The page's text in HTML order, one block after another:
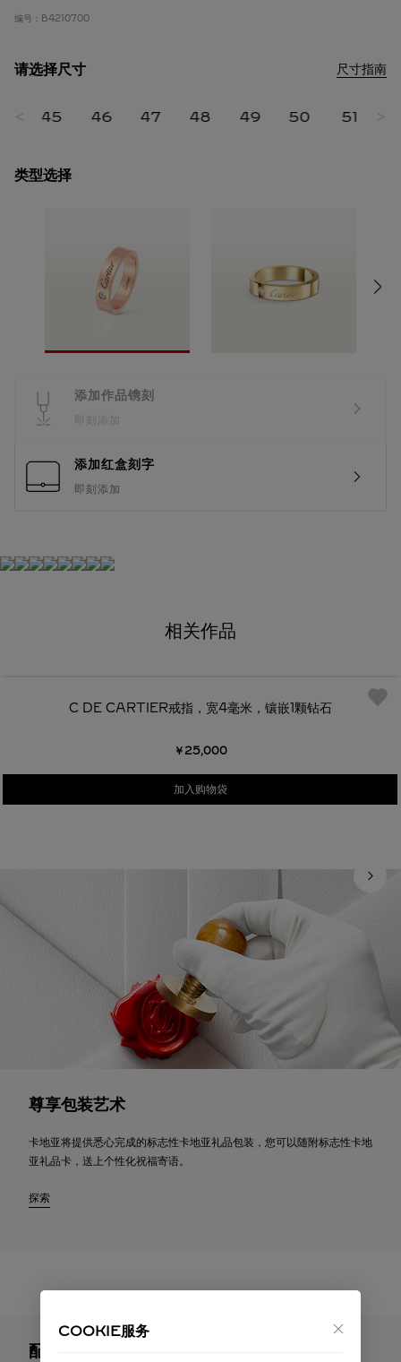
编号： B4210700
请选择尺寸 尺寸指南
45 46 47 48 49 50 51 >
<
类型选择
添加作品镌刻
即刻添加
添加红盒刻字
即刻添加
相关作品
C DE CARTIER戒指，宽4毫米，镶嵌1颗钻石
￥25,000
加入购物袋
尊享包装艺术
卡地亚将提供悉心完成的标志性卡地亚礼品包装，您可以随附标志性卡地
亚礼品卡，送上个性化祝福寄语。
探索
配送与退货
COOKIE服务